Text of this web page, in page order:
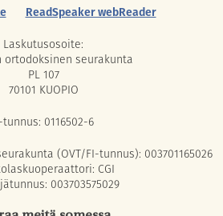
ReadSpeaker webReader
Laskutusosoite:
ortodoksinen seurakunta
PL 107
70101 KUOPIO
tunnus: 0116502-6
(OVT/FI-tunnus): 003701165026
CGI
003703575029